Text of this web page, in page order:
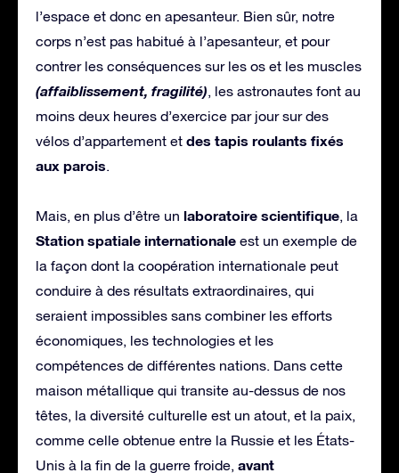
l’espace et donc en apesanteur. Bien sûr, notre
corps n’est pas habitué à l’apesanteur, et pour
contrer les conséquences sur les os et les muscles
(affaiblissement, fragilité), les astronautes font au
moins deux heures d’exercice par jour sur des
vélos d’appartement et des tapis roulants fixés
aux parois.
Mais, en plus d’être un laboratoire scientifique, la
Station spatiale internationale est un exemple de
la façon dont la coopération internationale peut
conduire à des résultats extraordinaires, qui
seraient impossibles sans combiner les efforts
économiques, les technologies et les
compétences de différentes nations. Dans cette
maison métallique qui transite au-dessus de nos
têtes, la diversité culturelle est un atout, et la paix,
comme celle obtenue entre la Russie et les États-
Unis à la fin de la guerre froide, avant